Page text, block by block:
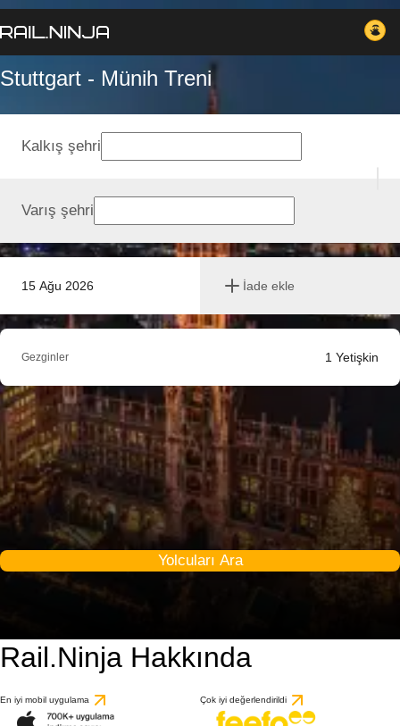
Stuttgart - Münih Treni
15 Ağu 2026 İade ekle
Kalkış şehri
Varış şehri
Gezginler 1 Yetişkin
Yolcuları Ara
Rail.Ninja Hakkında
En iyi mobil uygulama Çok iyi değerlendirildi1 değerlendirmeye